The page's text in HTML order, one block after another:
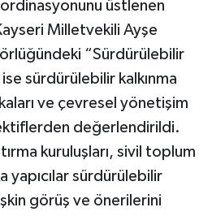
üstlenen
Milletvekili Ayşe
“Sürdürülebilir
sürdürülebilir kalkınma
ve çevresel yönetişim
değerlendirildi.
kuruluşları, sivil toplum
sürdürülebilir
görüş ve önerilerini